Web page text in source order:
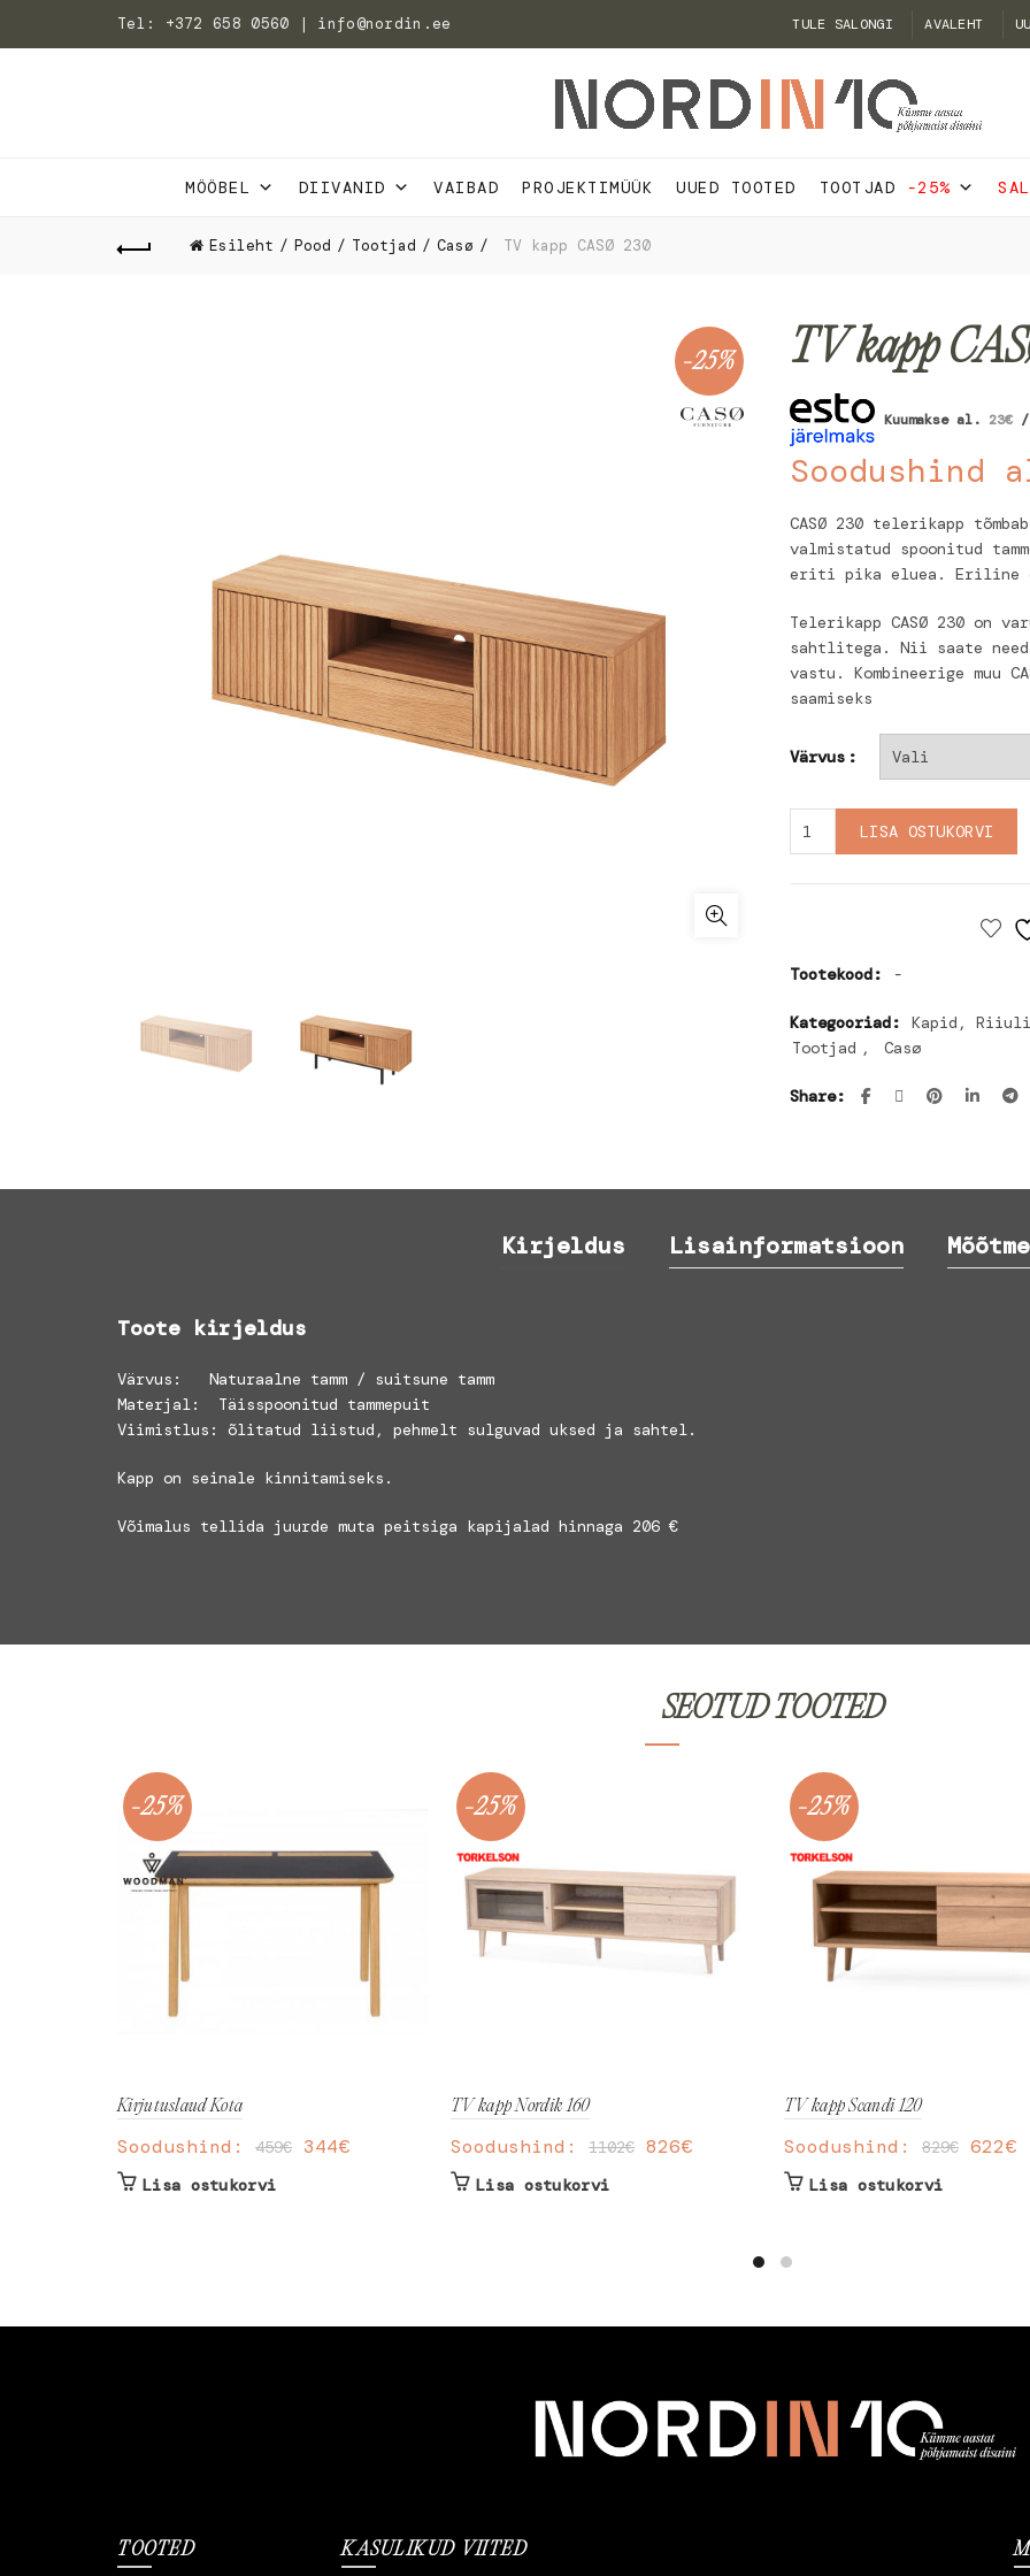
Tel: +372 658 0560 | info@nordin.ee TULE SALONGI AVALEHT
MÖÖBEL DIIVANID VAIBAD PROJEKTIMÜÜK UUED TOOTED TOOTJAD -25%
Esileht Pood Tootjad Casø TV kapp CASØ 230
-25% TV kapp
Kuumakse al. 23€ /
Soodushind
CASØ 230 telerikapp
valmistatud spoonitud
eriti pika eluea. Eriline
Telerikapp CASØ 230 on
sahtlitega. Nii saate need
vastu. Kombineerige muu
saamiseks
Värvus
LISA OSTUKORVI
Tootekood: -
Kategooriad:
Kapid,
Tootjad , Casø
Share
Kirjeldus Lisainformatsioon
Toote kirjeldus
Värvus: Naturaalne tamm / suitsune tamm
Materjal: Täisspoonitud tammepuit
Viimistlus: õlitatud liistud, pehmelt sulguvad uksed ja sahtel.
Kapp on seinale kinnitamiseks.
Võimalus tellida juurde muta peitsiga kapijalad hinnaga 206 €
SEOTUD TOOTED
-25%
Kirjutuslaud Kota
Soodushind: 459€ 344€
Lisa ostukorvi
-25%
TV kapp Nordik 160
Soodushind: 1102€ 826€
Lisa ostukorvi
-25%
TV kapp Scandi 120
Soodushind: 829€ 622€
Lisa ostukorvi
TOOTED KASULIKUD VIITED